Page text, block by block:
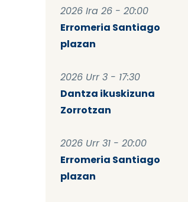
2026 Ira 26 - 20:00
Erromeria Santiago
plazan
2026 Urr 3 - 17:30
Dantza ikuskizuna
Zorrotzan
2026 Urr 31 - 20:00
Erromeria Santiago
plazan